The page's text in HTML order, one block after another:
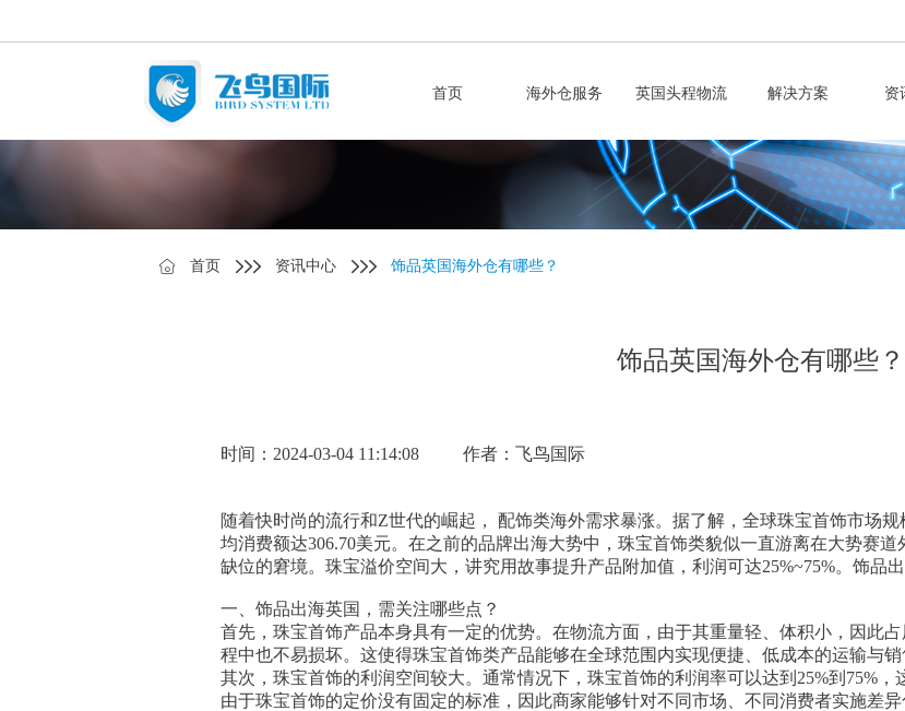
首页 海外仓服务 英国头程物流 解决方案 资
首页 资讯中心 饰品英国海外仓有哪些？
饰品英国海外仓有哪些？
时间：2024-03-04 11:14:08 作者：飞鸟国际
随着快时尚的流行和Z世代的崛起， 配饰类海外需求暴涨。据了解，全球珠宝首饰市场规
均消费额达306.70美元。在之前的品牌出海大势中，珠宝首饰类貌似一直游离在大势赛
缺位的窘境。珠宝溢价空间大，讲究用故事提升产品附加值，利润可达25%~75%。饰品
一、饰品出海英国，需关注哪些点？
首先，珠宝首饰产品本身具有一定的优势。在物流方面，由于其重量轻、体积小，因此
程中也不易损坏。这使得珠宝首饰类产品能够在全球范围内实现便捷、低成本的运输与销
其次，珠宝首饰的利润空间较大。通常情况下，珠宝首饰的利润率可以达到25%到75%
由于珠宝首饰的定价没有固定的标准，因此商家能够针对不同市场、不同消费者实施差异